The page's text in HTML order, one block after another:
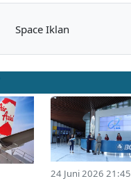
Space Iklan
24 Juni 2026 21:45